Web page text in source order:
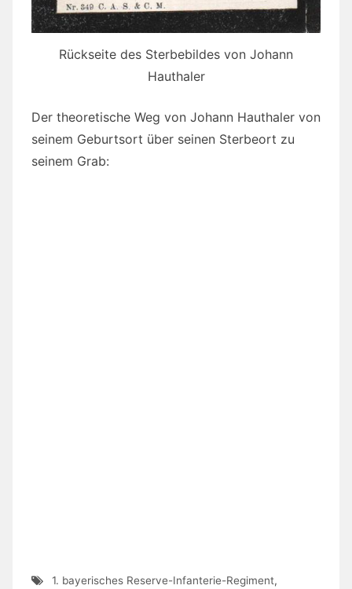
Rückseite des Sterbebildes von Johann
Hauthaler
Der theoretische Weg von Johann Hauthaler von
seinem Geburtsort über seinen Sterbeort zu
seinem Grab:
1. bayerisches Reserve-Infanterie-Regiment,